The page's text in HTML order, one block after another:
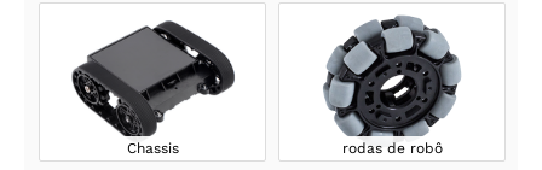
Chassis rodas de robô